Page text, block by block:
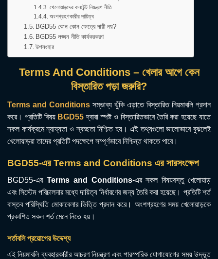
খেলোয়াড়দের কনটেন্ট নিয়ন্ত্রণ নীতি
অংশগ্রহণকারীর দায়িত্ব
BGD55 কোন কোন ক্ষেত্রে দায়ী নয়?
BGD55 লঙ্ঘন নীতি কার্যকরকরণ
উপসংহার
Terms And Conditions – খেলার আগে কেন
বিস্তারিত পড়া জরুরি?
Terms and Conditions সম্ভাব্য ঝুঁকি এড়াতে বিস্তারিত নিয়মাবলি প্রদান
করে। প্রতিটি বিষয় BGD55 দ্বারা স্পষ্ট ও বিস্তারিতভাবে তৈরি করা হয়েছে যাতে
সকল কার্যক্রমে ন্যায্যতা ও স্বচ্ছতা নিশ্চিত হয়। এই তথ্যগুলো ভালোভাবে বুঝলেই
খেলোয়াড়রা তাদের প্রতিটি পদক্ষেপে সম্পূর্ণভাবে নিশ্চিন্ত থাকতে পারে।
BGD55-এর Terms and Conditions এর সারসংক্ষেপ
BGD55-এর Terms and Conditions-এর সকল বিষয়বস্তু খেলোয়াড়
এবং সিস্টেম পরিচালনার মধ্যে দায়িত্ব নির্ধারণের জন্য তৈরি করা হয়েছে। প্রতিটি শর্ত
বাস্তব পরিস্থিতি মোকাবেলার ভিত্তি প্রদান করে। অংশগ্রহণের সময় খেলোয়াড়কে
প্রকাশিত সকল শর্ত মেনে নিতে হয়।
শর্তাবলি প্রয়োগের উদ্দেশ্য
এই নিয়মাবলি ব্যবহারকারীর আচরণ নিয়ন্ত্রণ এবং পারস্পরিক যোগাযোগের সময় উদ্ভূত